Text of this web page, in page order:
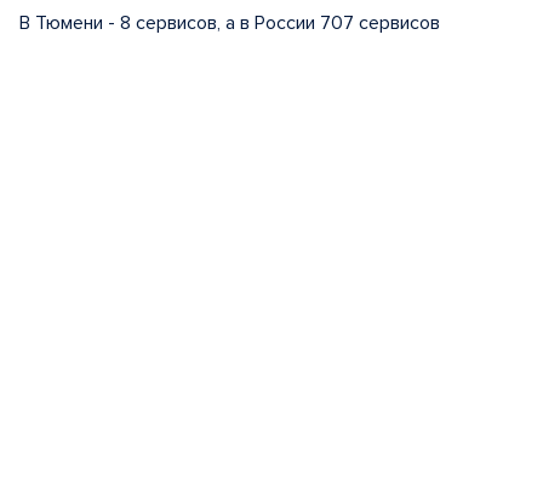
В Тюмени - 8 сервисов, а в России 707 сервисов